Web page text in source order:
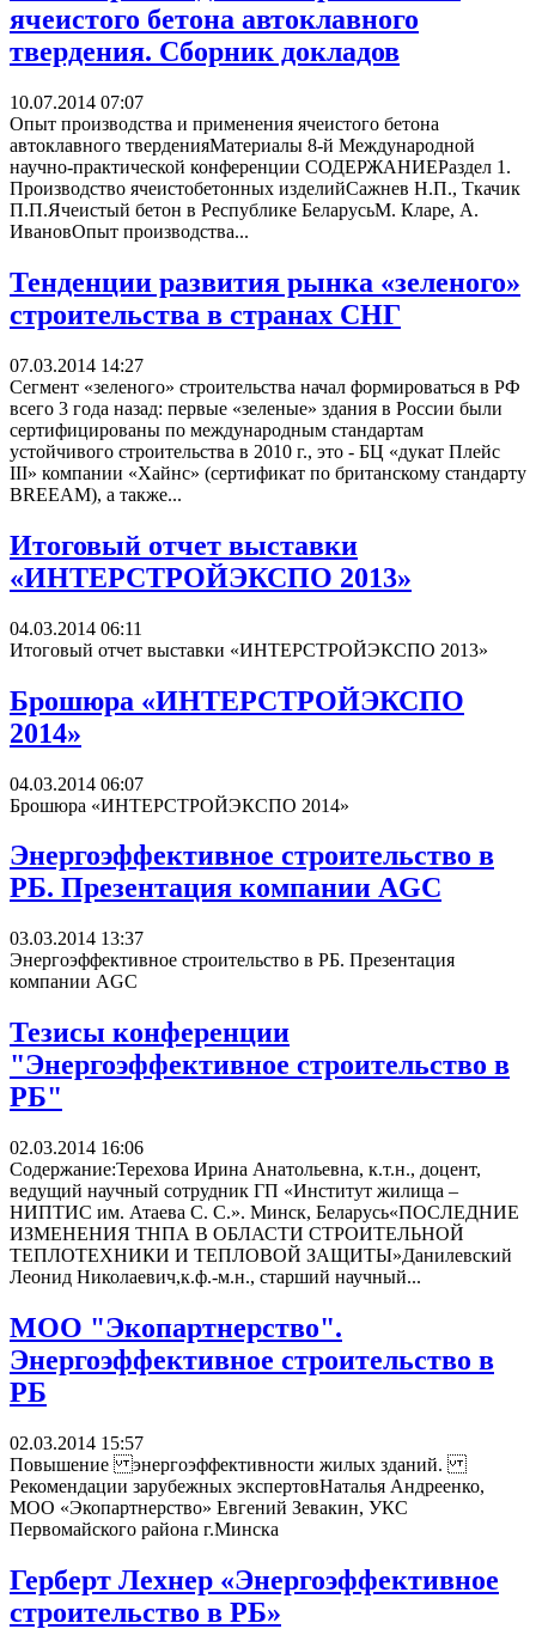
ячеистого бетона автоклавного
твердения. Сборник докладов
10.07.2014 07:07
Опыт производства и применения ячеистого бетона
автоклавного тверденияМатериалы 8-й Международной
научно-практической конференции СОДЕРЖАНИЕРаздел 1.
Производство ячеистобетонных изделийСажнев Н.П., Ткачик
П.П.Ячеистый бетон в Республике БеларусьМ. Кларе, А.
ИвановОпыт производства...
Тенденции развития рынка «зеленого»
строительства в странах СНГ
07.03.2014 14:27
Сегмент «зеленого» строительства начал формироваться в РФ
всего 3 года назад: первые «зеленые» здания в России были
сертифицированы по международным стандартам
устойчивого строительства в 2010 г., это - БЦ «дукат Плейс
III» компании «Хайнс» (сертификат по британскому стандарту
BREEAM), а также...
Итоговый отчет выставки
«ИНТЕРСТРОЙЭКСПО 2013»
04.03.2014 06:11
Итоговый отчет выставки «ИНТЕРСТРОЙЭКСПО 2013»
Брошюра «ИНТЕРСТРОЙЭКСПО
2014»
04.03.2014 06:07
Брошюра «ИНТЕРСТРОЙЭКСПО 2014»
Энергоэффективное строительство в
РБ. Презентация компании AGC
03.03.2014 13:37
Энергоэффективное строительство в РБ. Презентация
компании AGC
Тезисы конференции
"Энергоэффективное строительство в
РБ"
02.03.2014 16:06
Содержание:Терехова Ирина Анатольевна, к.т.н., доцент,
ведущий научный сотрудник ГП «Институт жилища –
НИПТИС им. Атаева С. С.». Минск, Беларусь«ПОСЛЕДНИЕ
ИЗМЕНЕНИЯ ТНПА В ОБЛАСТИ СТРОИТЕЛЬНОЙ
ТЕПЛОТЕХНИКИ И ТЕПЛОВОЙ ЗАЩИТЫ»Данилевский
Леонид Николаевич,к.ф.-м.н., старший научный...
МОО "Экопартнерство".
Энергоэффективное строительство в
РБ
02.03.2014 15:57
Повышение энергоэффективности жилых зданий.
Рекомендации зарубежных экспертовНаталья Андреенко,
МОО «Экопартнерство» Евгений Зевакин, УКС
Первомайского района г.Минска
Герберт Лехнер «Энергоэффективное
строительство в РБ»